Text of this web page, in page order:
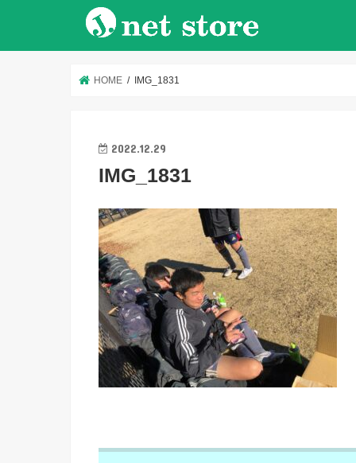
HOME IMG_1831
2022.12.29
IMG_1831